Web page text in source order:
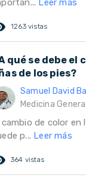
Leer más
1263 vistas
qué se debe el
de los pies?
Samuel David
Medicina General
cambio de color en
p... Leer más
364 vistas